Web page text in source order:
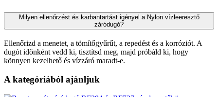
Milyen ellenőrzést és karbantartást igényel a Nylon vízleeresztő
záródugó?
Ellenőrizd a menetet, a tömítőgyűrűt, a repedést és a korróziót. A
dugót időnként vedd ki, tisztítsd meg, majd próbáld ki, hogy
könnyen kezelhető és vízzáró maradt-e.
A kategóriából ajánljuk